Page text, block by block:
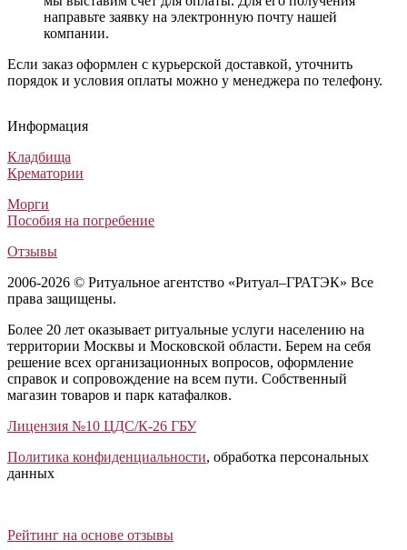
направьте заявку на электронную почту нашей
компании.
Если заказ оформлен с курьерской доставкой, уточнить
порядок и условия оплаты можно у менеджера по телефону.
Венки из искусственных цветов
Венки комбинированные
Венки из искусственных цветов
Венки из искусственных цветов
Информация
Кладбища
Крематории
Морги
Пособия на погребение
Отзывы
2006-2026 © Ритуальное агентство «Ритуал–ГРАТЭК» Все
права защищены.
Более 20 лет оказывает ритуальные услуги населению на
территории Москвы и Московской области. Берем на себя
решение всех организационных вопросов, оформление
справок и сопровождение на всем пути. Собственный
магазин товаров и парк катафалков.
Лицензия №10 ЦДС/К-26 ГБУ
Политика конфиденциальности, обработка персональных
данных
Рейтинг на основе отзывы